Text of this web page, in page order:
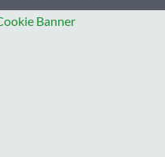
Banner